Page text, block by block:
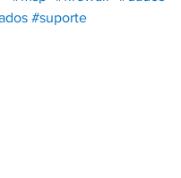
#suporte